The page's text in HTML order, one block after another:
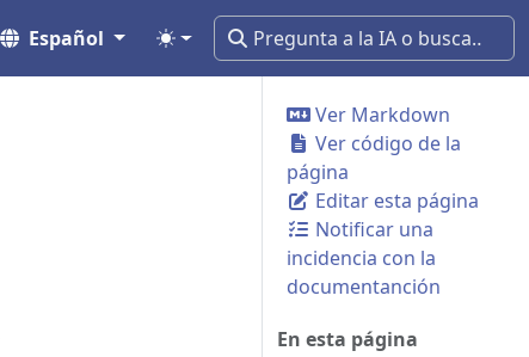
Español
Ver Markdown
Ver código de la
página
Editar esta página
Notificar una
incidencia con la
documentanción
En esta página